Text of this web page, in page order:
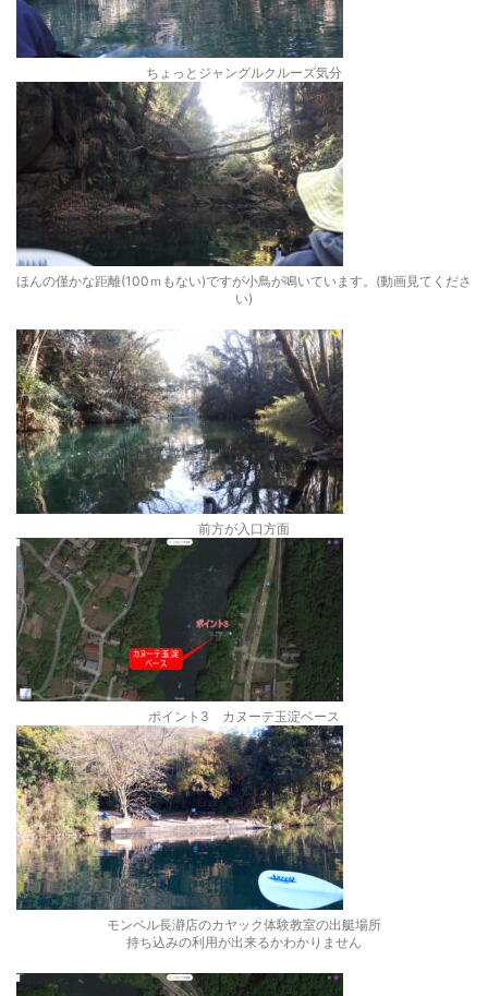
ちょっとジャングルクルーズ気分
ほんの僅かな距離(100ｍもない)ですが小鳥が鳴いています。(動画見てくださ
い)
前方が入口方面
ポイント3 カヌーテ玉淀ベース
モンベル長瀞店のカヤック体験教室の出艇場所
持ち込みの利用が出来るかわかりません